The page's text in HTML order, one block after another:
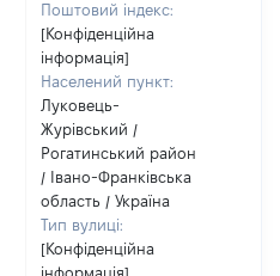
Поштовий індекс:
[Конфіденційна
інформація]
Населений пункт:
Луковець-
Журівський /
Рогатинський район
/ Івано-Франківська
область / Україна
Тип вулиці:
[Конфіденційна
інформація]